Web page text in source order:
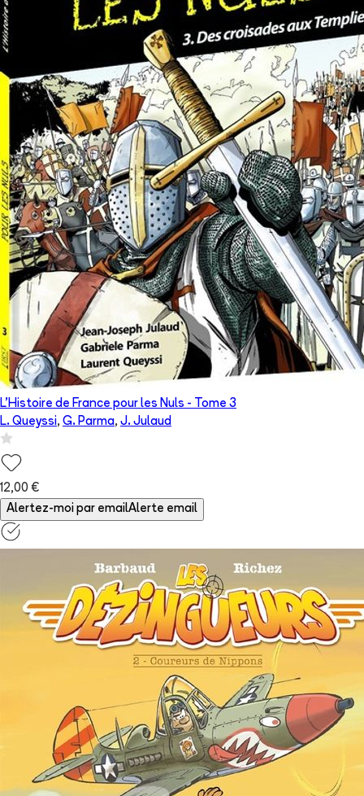
L'Histoire de France pour les Nuls - Tome 3
L. Queyssi, G. Parma, J. Julaud
12,00 €
Alertez-moi par emailAlerte email